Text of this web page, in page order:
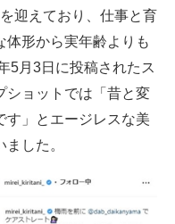
迎えており、仕事と育
体形から実年齢よりも
5月3日に投稿されたス
ショットでは「昔と変
す」とエージレスな美
した。